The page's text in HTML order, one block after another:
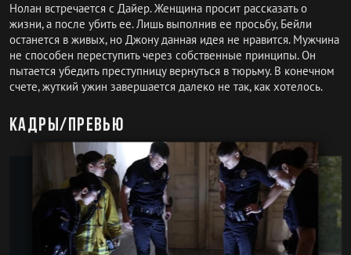
Нолан встречается с Дайер. Женщина просит рассказать о
жизни, а после убить ее. Лишь выполнив ее просьбу, Бейли
останется в живых, но Джону данная идея не нравится. Мужчина
не способен переступить через собственные принципы. Он
пытается убедить преступницу вернуться в тюрьму. В конечном
счете, жуткий ужин завершается далеко не так, как хотелось.
Кадры/превью